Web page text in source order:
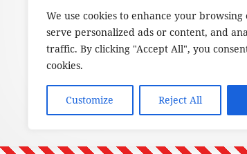
We use cookies to enhance your browsing
serve personalized ads or content, and
traffic. By clicking "Accept All", you
cookies.
Customize Reject All